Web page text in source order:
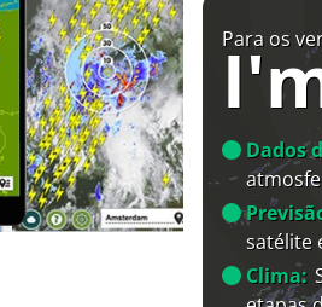
Para os
Dados
satélite
Clima: